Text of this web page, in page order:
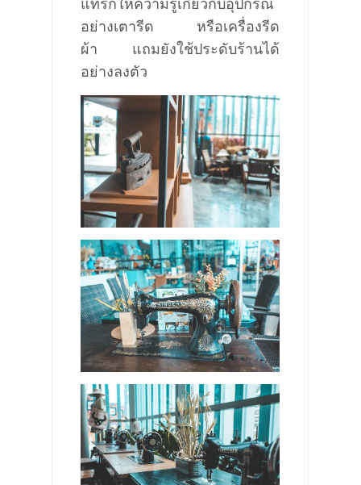
แทรกให้ความรู้เกี่ยวกับอุปกรณ์
อย่างเตารีด หรือเครื่องรีด
ผ้า แถมยังใช้ประดับร้านได้
อย่างลงตัว